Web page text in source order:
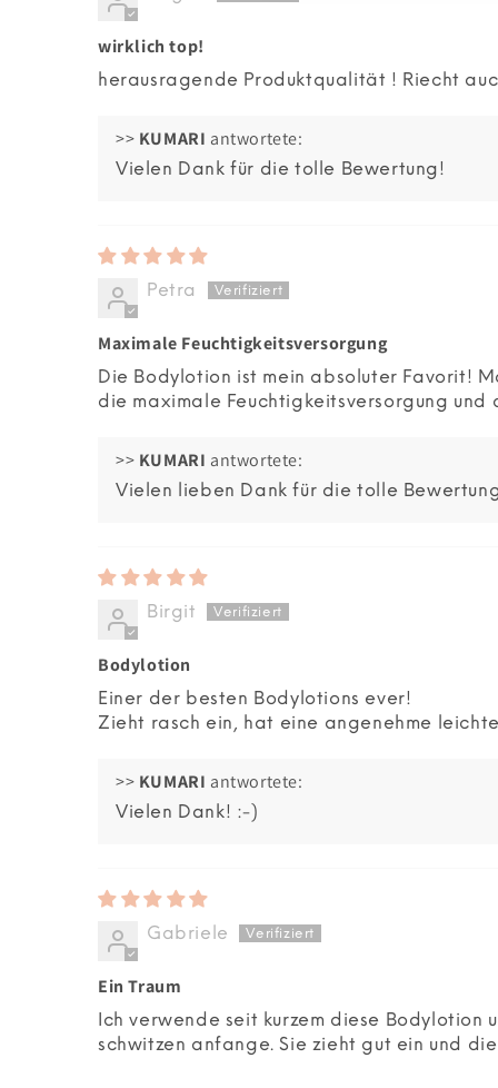
wirklich top!
herausragende Produktqualität ! Riecht
>> KUMARI antwortete:
Vielen Dank für die tolle Bewertung!
Petra
Maximale Feuchtigkeitsversorgung
Die Bodylotion ist mein absoluter Favorit!
die maximale Feuchtigkeitsversorgung
>> KUMARI antwortete:
Vielen lieben Dank für die tolle
Birgit
Bodylotion
Einer der besten Bodylotions ever!
Zieht rasch ein, hat eine angenehme
>> KUMARI antwortete:
Vielen Dank! :-)
Gabriele
Ein Traum
Ich verwende seit kurzem diese Bodylotion
schwitzen anfange. Sie zieht gut ein und